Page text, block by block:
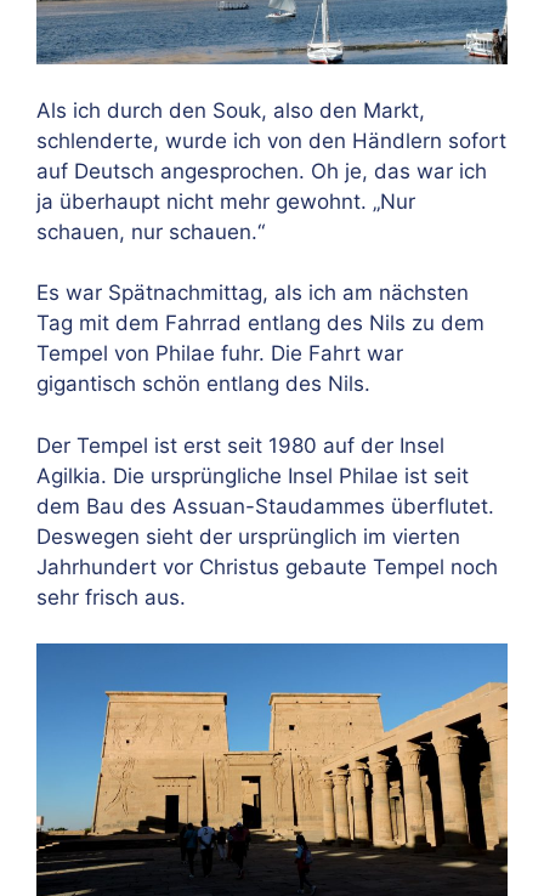
Als ich durch den Souk, also den Markt,
schlenderte, wurde ich von den Händlern sofort
auf Deutsch angesprochen. Oh je, das war ich
ja überhaupt nicht mehr gewohnt. „Nur
schauen, nur schauen.“
Es war Spätnachmittag, als ich am nächsten
Tag mit dem Fahrrad entlang des Nils zu dem
Tempel von Philae fuhr. Die Fahrt war
gigantisch schön entlang des Nils.
Der Tempel ist erst seit 1980 auf der Insel
Agilkia. Die ursprüngliche Insel Philae ist seit
dem Bau des Assuan-Staudammes überflutet.
Deswegen sieht der ursprünglich im vierten
Jahrhundert vor Christus gebaute Tempel noch
sehr frisch aus.